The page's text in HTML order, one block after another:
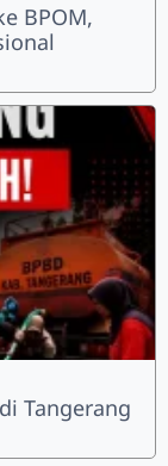
BPOM,
Tangerang